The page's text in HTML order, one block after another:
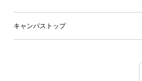
キャンパストップ